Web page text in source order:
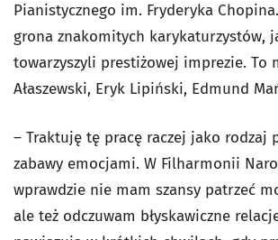
Pianistycznego im. Fryderyka
grona znakomitych karykaturzystów,
towarzyszyli prestiżowej imprezie. To
Ałaszewski, Eryk Lipiński, Edmund
– Traktuję tę pracę raczej jako rodzaj
zabawy emocjami. W Filharmonii
wprawdzie nie mam szansy patrzeć
ale też odczuwam błyskawiczne